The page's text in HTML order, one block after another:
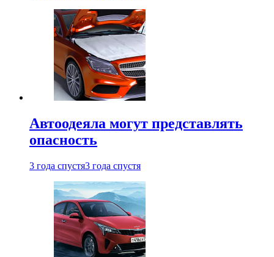
Автоодеяла могут представлять
опасность
3 года спустя3 года спустя